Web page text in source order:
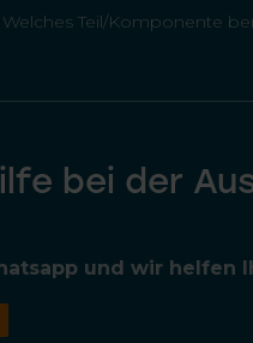
Welches Teil/Komponente
bei der
und wir